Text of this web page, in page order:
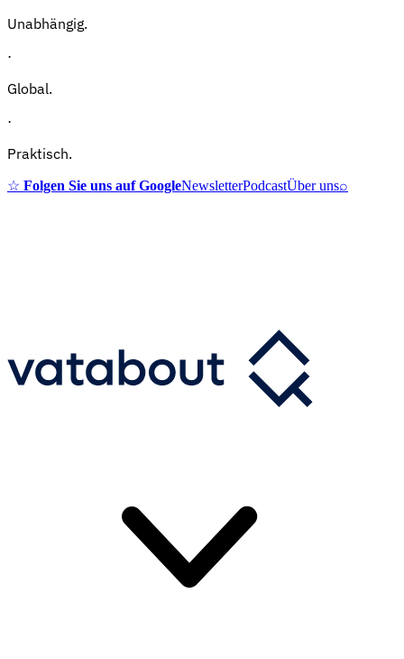
Unabhängig.
·
Global.
·
Praktisch.
☆ Folgen Sie uns auf GoogleNewsletterPodcastÜber uns⌕